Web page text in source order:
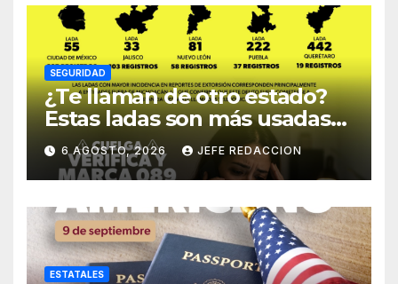
SEGURIDAD
¿Te llaman de otro estado?
Estas ladas son más usadas
para extorsionar en
Michoacán
6 AGOSTO, 2026 JEFE REDACCION
ESTATALES